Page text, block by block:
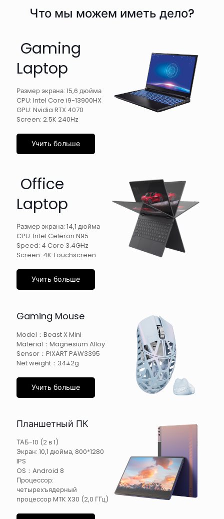
Что мы можем иметь дело?
Gaming
Laptop
Размер экрана: 15,6 дюйма
CPU: Intel Core i9-13900HX
GPU: Nvidia RTX 4070
Screen: 2.5K 240Hz
Учить больше
Office
Laptop
Размер экрана: 14,1 дюйма
CPU: Intel Celeron N95
Speed: 4 Core 3.4GHz
Screen: 4K Touchscreen
Учить больше
Gaming Mouse
Model：Beast X Mini
Material：Magnesium Alloy
Sensor：PIXART PAW3395
Net weight：34±2g
Учить больше
Планшетный ПК
ТАБ-10 (2 в 1)
Экран: 10,1 дюйма, 800*1280
IPS
OS：Android 8
Процессор:
четырехъядерный
процессор MTK X30 (2,0 ГГц)